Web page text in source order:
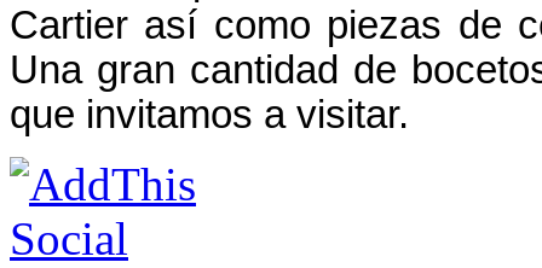
Cartier así como piezas de
Una gran cantidad de
que invitamos a visitar.